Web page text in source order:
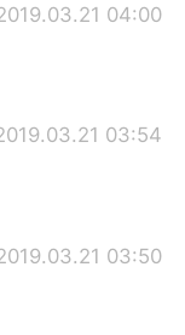
04:00
03:54
03:50